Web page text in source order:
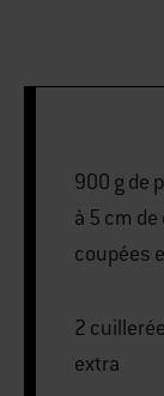
900 g de
à 5 cm
coupées
2
extra